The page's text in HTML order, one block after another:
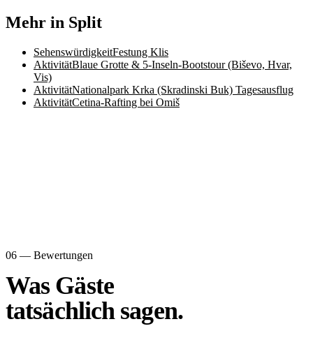
Mehr in Split
SehenswürdigkeitFestung Klis
AktivitätBlaue Grotte & 5-Inseln-Bootstour (Biševo, Hvar,
Vis)
AktivitätNationalpark Krka (Skradinski Buk) Tagesausflug
AktivitätCetina-Rafting bei Omiš
06 — Bewertungen
Was Gäste
tatsächlich sagen.